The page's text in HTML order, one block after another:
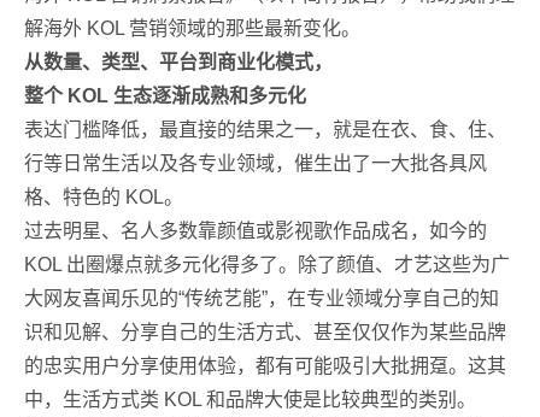
解海外 KOL 营销领域的那些最新变化。
从数量、类型、平台到商业化模式，
整个 KOL 生态逐渐成熟和多元化
表达门槛降低，最直接的结果之一，就是在衣、食、住、
行等日常生活以及各专业领域，催生出了一大批各具风
格、特色的 KOL。
过去明星、名人多数靠颜值或影视歌作品成名，如今的
KOL 出圈爆点就多元化得多了。除了颜值、才艺这些为广
大网友喜闻乐见的“传统艺能”，在专业领域分享自己的知
识和见解、分享自己的生活方式、甚至仅仅作为某些品牌
的忠实用户分享使用体验，都有可能吸引大批拥趸。这其
中，生活方式类 KOL 和品牌大使是比较典型的类别。